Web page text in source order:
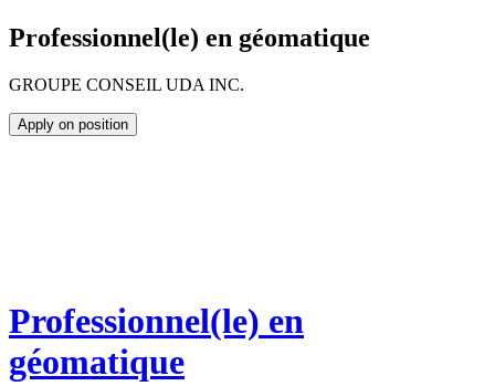
Professionnel(le) en géomatique
GROUPE CONSEIL UDA INC.
Apply on position
Professionnel(le) en
géomatique